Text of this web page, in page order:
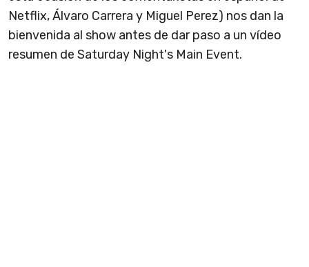
Netflix, Álvaro Carrera y Miguel Perez) nos dan la
bienvenida al show antes de dar paso a un vídeo
resumen de Saturday Night's Main Event.